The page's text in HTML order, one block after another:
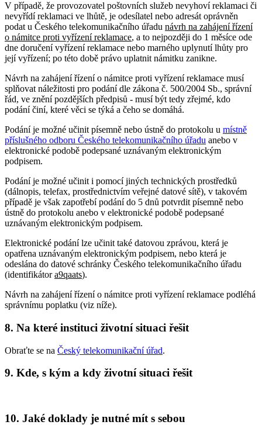
V případě, že provozovatel poštovních služeb nevyhoví reklamaci či
nevyřídí reklamaci ve lhůtě, je odesílatel nebo adresát oprávněn
podat u Českého telekomunikačního úřadu návrh na zahájení řízení
o námitce proti vyřízení reklamace, a to nejpozději do 1 měsíce ode
dne doručení vyřízení reklamace nebo marného uplynutí lhůty pro
její vyřízení; po této době právo uplatnit námitku zanikne.
Návrh na zahájení řízení o námitce proti vyřízení reklamace musí
splňovat náležitosti pro podání dle zákona č. 500/2004 Sb., správní
řád, ve znění pozdějších předpisů - musí být tedy zřejmé, kdo
podání činí, které věci se týká a čeho se domáhá.
Podání je možné učinit písemně nebo ústně do protokolu u místně
příslušného odboru Českého telekomunikačního úřadu anebo v
elektronické podobě podepsané uznávaným elektronickým
podpisem.
Podání je možné učinit i pomocí jiných technických prostředků
(dálnopis, telefax, prostřednictvím veřejné datové sítě), v takovém
případě je však zapotřebí podání do 5 dnů potvrdit písemně nebo
ústně do protokolu anebo v elektronické podobě podepsané
uznávaným elektronickým podpisem.
Elektronické podání lze učinit také datovou zprávou, která je
opatřena uznávaným elektronickým podpisem, nebo která je
odeslána do datové schránky Českého telekomunikačního úřadu
(identifikátora9qaats).
Návrh na zahájení řízení o námitce proti vyřízení reklamace podléhá
správnímu poplatku (viz níže).
8. Na které instituci životní situaci řešit
Obraťte se na Český telekomunikační úřad.
9. Kde, s kým a kdy životní situaci řešit
10. Jaké doklady je nutné mít s sebou